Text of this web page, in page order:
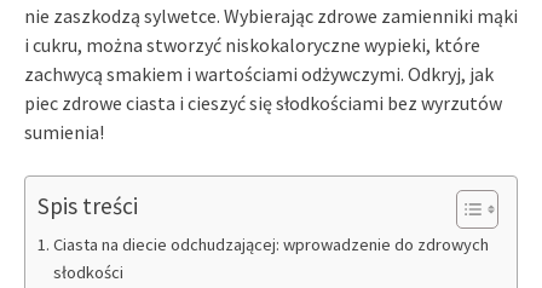
nie zaszkodzą sylwetce. Wybierając zdrowe zamienniki mąki
i cukru, można stworzyć niskokaloryczne wypieki, które
zachwycą smakiem i wartościami odżywczymi. Odkryj, jak
piec zdrowe ciasta i cieszyć się słodkościami bez wyrzutów
sumienia!
Spis treści
Ciasta na diecie odchudzającej: wprowadzenie do zdrowych
słodkości